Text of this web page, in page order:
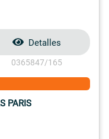
Detalles
0365847/165
PARIS